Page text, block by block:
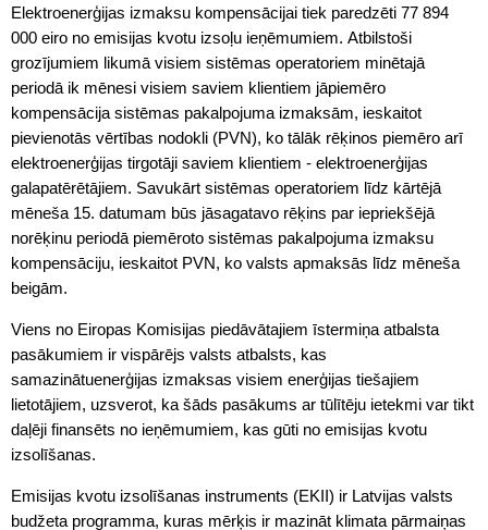
Elektroenerģijas izmaksu kompensācijai tiek paredzēti 77 894
000 eiro no emisijas kvotu izsoļu ieņēmumiem. Atbilstoši
grozījumiem likumā visiem sistēmas operatoriem minētajā
periodā ik mēnesi visiem saviem klientiem jāpiemēro
kompensācija sistēmas pakalpojuma izmaksām, ieskaitot
pievienotās vērtības nodokli (PVN), ko tālāk rēķinos piemēro arī
elektroenerģijas tirgotāji saviem klientiem - elektroenerģijas
galapatērētājiem. Savukārt sistēmas operatoriem līdz kārtējā
mēneša 15. datumam būs jāsagatavo rēķins par iepriekšējā
norēķinu periodā piemēroto sistēmas pakalpojuma izmaksu
kompensāciju, ieskaitot PVN, ko valsts apmaksās līdz mēneša
beigām.
Viens no Eiropas Komisijas piedāvātajiem īstermiņa atbalsta
pasākumiem ir vispārējs valsts atbalsts, kas
samazinātuenerģijas izmaksas visiem enerģijas tiešajiem
lietotājiem, uzsverot, ka šāds pasākums ar tūlītēju ietekmi var tikt
daļēji finansēts no ieņēmumiem, kas gūti no emisijas kvotu
izsolīšanas.
Emisijas kvotu izsolīšanas instruments (EKII) ir Latvijas valsts
budžeta programma, kuras mērķis ir mazināt klimata pārmaiņas